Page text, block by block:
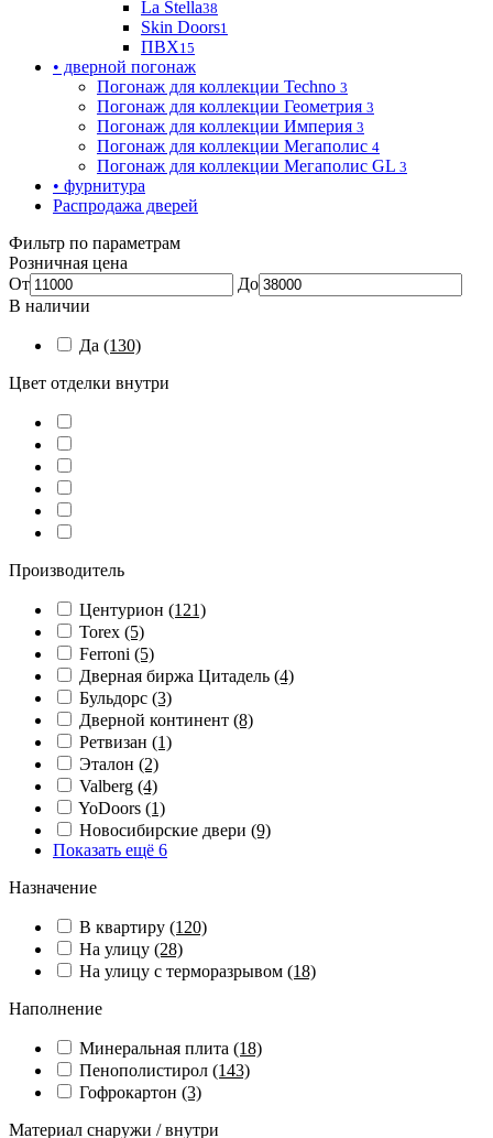
La Stella38
Skin Doors1
ПВХ15
• дверной погонаж
Погонаж для коллекции Techno 3
Погонаж для коллекции Геометрия 3
Погонаж для коллекции Империя 3
Погонаж для коллекции Мегаполис 4
Погонаж для коллекции Мегаполис GL 3
• фурнитура
Распродажа дверей
Фильтр по параметрам
Розничная цена
От
До
В наличии
Да (130)
Цвет отделки внутри
Производитель
Центурион (121)
Torex (5)
Ferroni (5)
Дверная биржа Цитадель (4)
Бульдорс (3)
Дверной континент (8)
Ретвизан (1)
Эталон (2)
Valberg (4)
YoDoors (1)
Новосибирские двери (9)
Показать ещё 6
Назначение
В квартиру (120)
На улицу (28)
На улицу с терморазрывом (18)
Наполнение
Минеральная плита (18)
Пенополистирол (143)
Гофрокартон (3)
Материал снаружи / внутри